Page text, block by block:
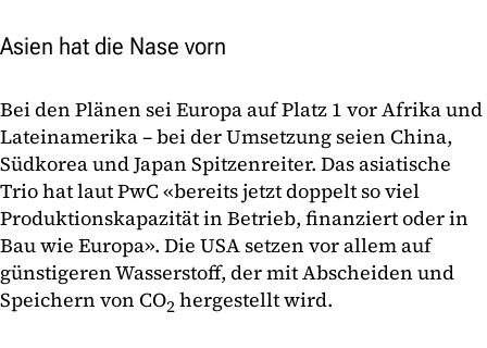
Asien hat die Nase vorn
Bei den Plänen sei Europa auf Platz 1 vor Afrika und
Lateinamerika – bei der Umsetzung seien China,
Südkorea und Japan Spitzenreiter. Das asiatische
Trio hat laut PwC «bereits jetzt doppelt so viel
Produktionskapazität in Betrieb, finanziert oder in
Bau wie Europa». Die USA setzen vor allem auf
günstigeren Wasserstoff, der mit Abscheiden und
Speichern von CO2hergestellt wird.